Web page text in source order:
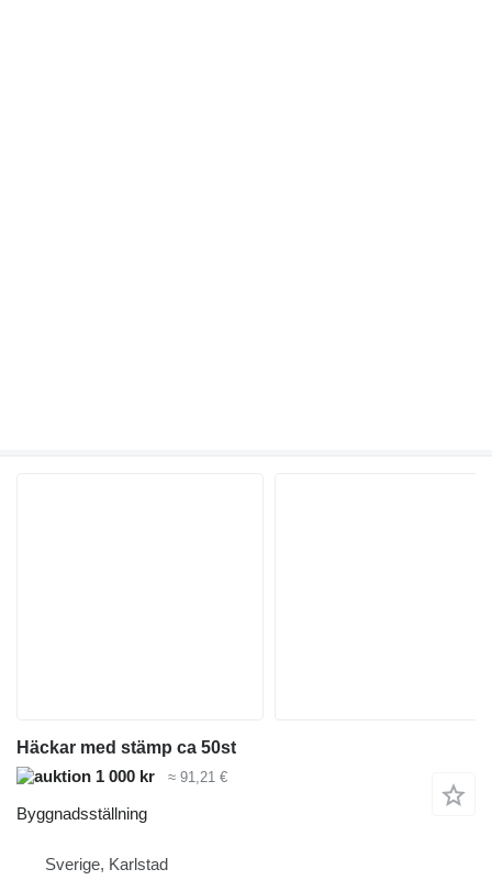
Häckar med stämp ca 50st
1 000 kr
≈ 91,21 €
Byggnadsställning
Sverige, Karlstad